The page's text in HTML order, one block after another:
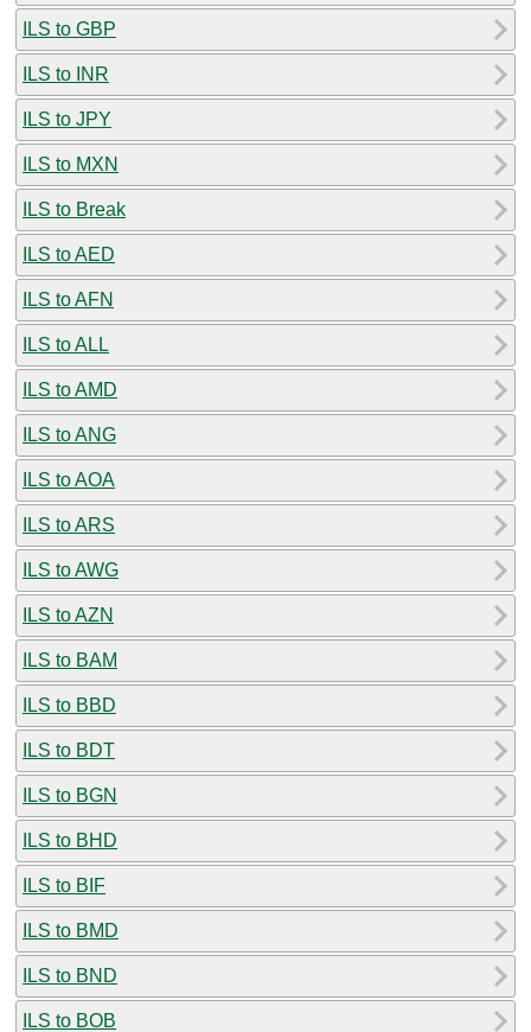
ILS to GBP
ILS to INR
ILS to JPY
ILS to MXN
ILS to Break
ILS to AED
ILS to AFN
ILS to ALL
ILS to AMD
ILS to ANG
ILS to AOA
ILS to ARS
ILS to AWG
ILS to AZN
ILS to BAM
ILS to BBD
ILS to BDT
ILS to BGN
ILS to BHD
ILS to BIF
ILS to BMD
ILS to BND
ILS to BOB